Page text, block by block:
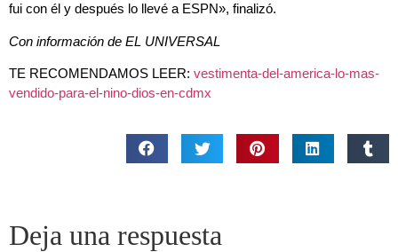
fui con él y después lo llevé a ESPN», finalizó.
Con información de EL UNIVERSAL
TE RECOMENDAMOS LEER: vestimenta-del-america-lo-mas-
vendido-para-el-nino-dios-en-cdmx
Deja una respuesta